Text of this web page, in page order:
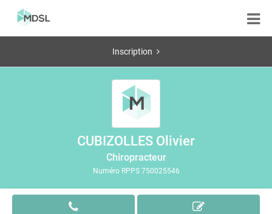
Inscription
CUBIZOLLES Olivier
Chiropracteur
Numéro RPPS 750025546